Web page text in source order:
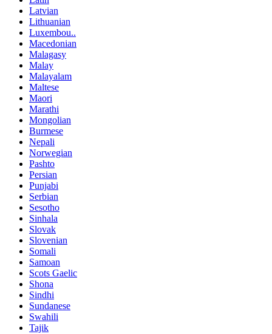
Latvian
Lithuanian
Luxembou..
Macedonian
Malagasy
Malay
Malayalam
Maltese
Maori
Marathi
Mongolian
Burmese
Nepali
Norwegian
Pashto
Persian
Punjabi
Serbian
Sesotho
Sinhala
Slovak
Slovenian
Somali
Samoan
Scots Gaelic
Shona
Sindhi
Sundanese
Swahili
Tajik